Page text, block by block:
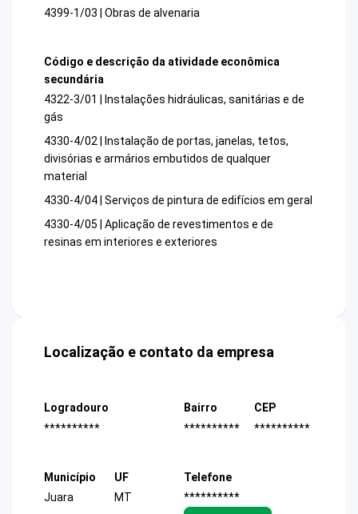
4399-1/03 | Obras de alvenaria
Código e descrição da atividade econômica
secundária
4322-3/01 | Instalações hidráulicas, sanitárias e de
gás
4330-4/02 | Instalação de portas, janelas, tetos,
divisórias e armários embutidos de qualquer
material
4330-4/04 | Serviços de pintura de edifícios em geral
4330-4/05 | Aplicação de revestimentos e de
resinas em interiores e exteriores
Localização e contato da empresa
Logradouro
**********
Bairro
**********
CEP
**********
Município
Juara
UF
MT
Telefone
**********